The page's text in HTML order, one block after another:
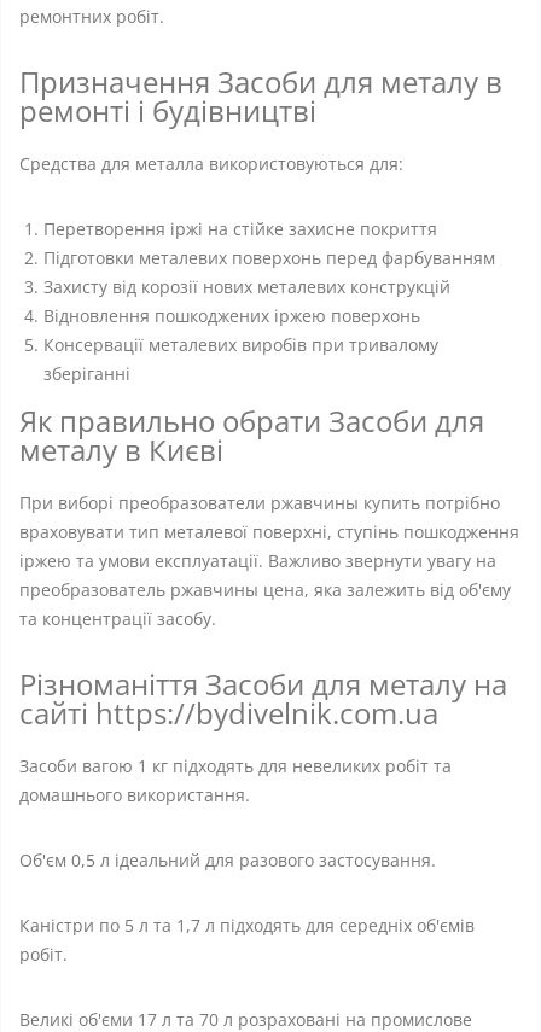
ремонтних робіт.
Призначення Засоби для металу в
ремонті і будівництві
Средства для металла використовуються для:
Перетворення іржі на стійке захисне покриття
Підготовки металевих поверхонь перед фарбуванням
Захисту від корозії нових металевих конструкцій
Відновлення пошкоджених іржею поверхонь
Консервації металевих виробів при тривалому
зберіганні
Як правильно обрати Засоби для
металу в Києві
При виборі преобразователи ржавчины купить потрібно
враховувати тип металевої поверхні, ступінь пошкодження
іржею та умови експлуатації. Важливо звернути увагу на
преобразователь ржавчины цена, яка залежить від об'єму
та концентрації засобу.
Різноманіття Засоби для металу на
сайті https://bydivelnik.com.ua
Засоби вагою 1 кг підходять для невеликих робіт та
домашнього використання.
Об'єм 0,5 л ідеальний для разового застосування.
Каністри по 5 л та 1,7 л підходять для середніх об'ємів
робіт.
Великі об'єми 17 л та 70 л розраховані на промислове